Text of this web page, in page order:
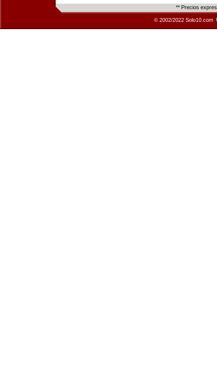
** Precios
© 2002/2022 Solo10.com